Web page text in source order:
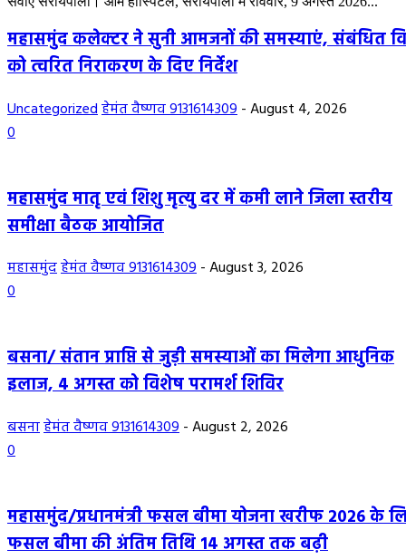
महासमुंद कलेक्टर ने सुनी आमजनों की समस्याएं, संबंधित
को त्वरित निराकरण के दिए निर्देश
Uncategorizedहेमंत वैष्णव 9131614309-August 4, 2026
0
महासमुंद मातृ एवं शिशु मृत्यु दर में कमी लाने जिला स्तरीय
समीक्षा बैठक आयोजित
महासमुंदहेमंत वैष्णव 9131614309-August 3, 2026
0
बसना/ संतान प्राप्ति से जुड़ी समस्याओं का मिलेगा आधुनिक
इलाज, 4 अगस्त को विशेष परामर्श शिविर
बसनाहेमंत वैष्णव 9131614309-August 2, 2026
0
महासमुंद/प्रधानमंत्री फसल बीमा योजना खरीफ 2026 के
फसल बीमा की अंतिम तिथि 14 अगस्त तक बढ़ी